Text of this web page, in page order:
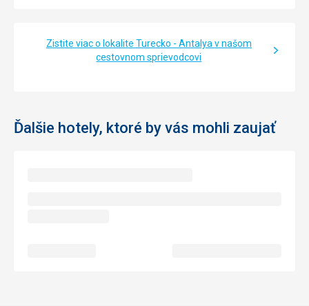
Zistite viac o lokalite Turecko - Antalya v našom
cestovnom sprievodcovi
Ďalšie hotely, ktoré by vás mohli zaujať